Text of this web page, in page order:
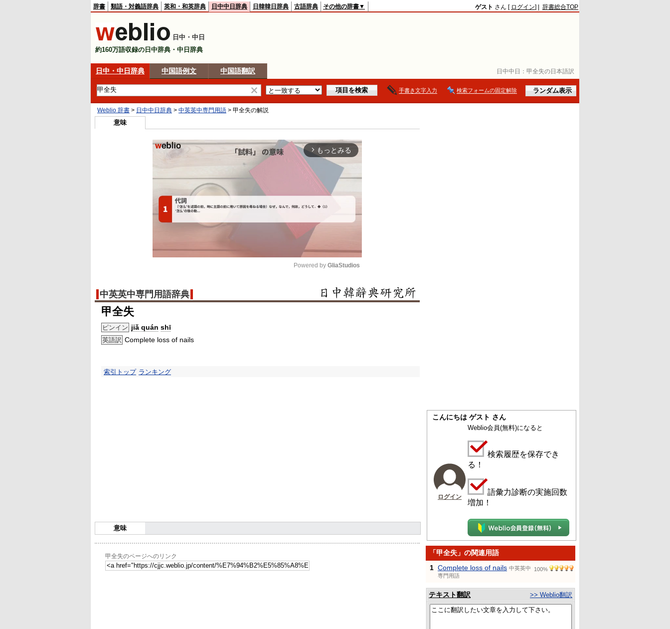
日中中日： 甲全失の日本語訳
辞書 類語・対義語辞典 英和・和英辞典 日中中日辞典 日韓韓日辞典 古語辞典 その他の辞書▼ ゲスト さん [ ログイン] | 辞書総合TOP
日中・中日
約160万語収録の日中辞典・中日辞典
日中・中日辞典 中国語例文 中国語翻訳
手書き文字入力 検索フォームの固定解除
Weblio 辞書 > 日中中日辞典 > 中英英中専門用語 > 甲全失の解説
意味
arrow_forward_ios もっとみる
Mute
Powered by GliaStudios
中英英中専門用語辞典
甲全失
ピンイン jiǎ quán shī
英語訳 Complete loss of nails
索引トップ ランキング
意味
甲全失のページへのリンク
こんにちは ゲスト さん
ログイン
Weblio会員(無料)になると
検索履歴を保存でき
る！
語彙力診断の実施回数
増加！
「甲全失」の関連用語
1 Complete loss of nails 中英英中
専門用語
100%
テキスト翻訳 >> Weblio翻訳